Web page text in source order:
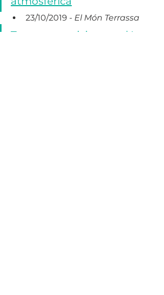
23/10/2019 - El Món Terrassa
Terrassa participa en el I